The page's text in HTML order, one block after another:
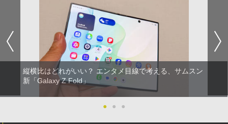
縦横比はどれがいい？ エンタメ目線で考える、サムスン
新「Galaxy Z Fold」
● ● ●